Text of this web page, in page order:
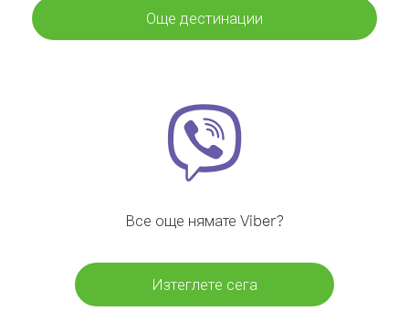
Още дестинации
Все още нямате Viber?
Изтеглете сега